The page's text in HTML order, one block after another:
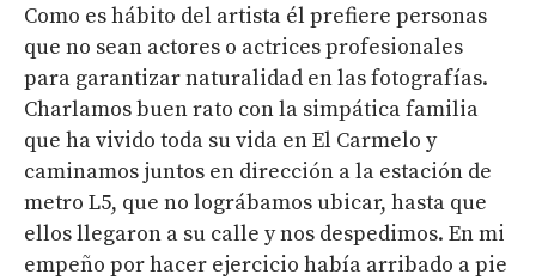
Como es hábito del artista él prefiere personas
que no sean actores o actrices profesionales
para garantizar naturalidad en las fotografías.
Charlamos buen rato con la simpática familia
que ha vivido toda su vida en El Carmelo y
caminamos juntos en dirección a la estación de
metro L5, que no lográbamos ubicar, hasta que
ellos llegaron a su calle y nos despedimos. En mi
empeño por hacer ejercicio había arribado a pie